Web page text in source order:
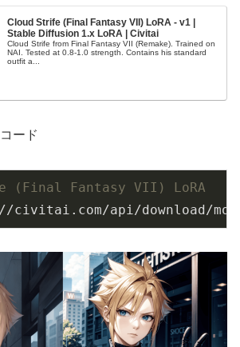
Cloud Strife (Final Fantasy VII) LoRA - v1 |
Stable Diffusion 1.x LoRA | Civitai
Cloud Strife from Final Fantasy VII (Remake). Trained on
NAI. Tested at 0.8-1.0 strength. Contains his standard
outfit a...
ード
(Final Fantasy VII) LoRA
civitai.com/api/download/